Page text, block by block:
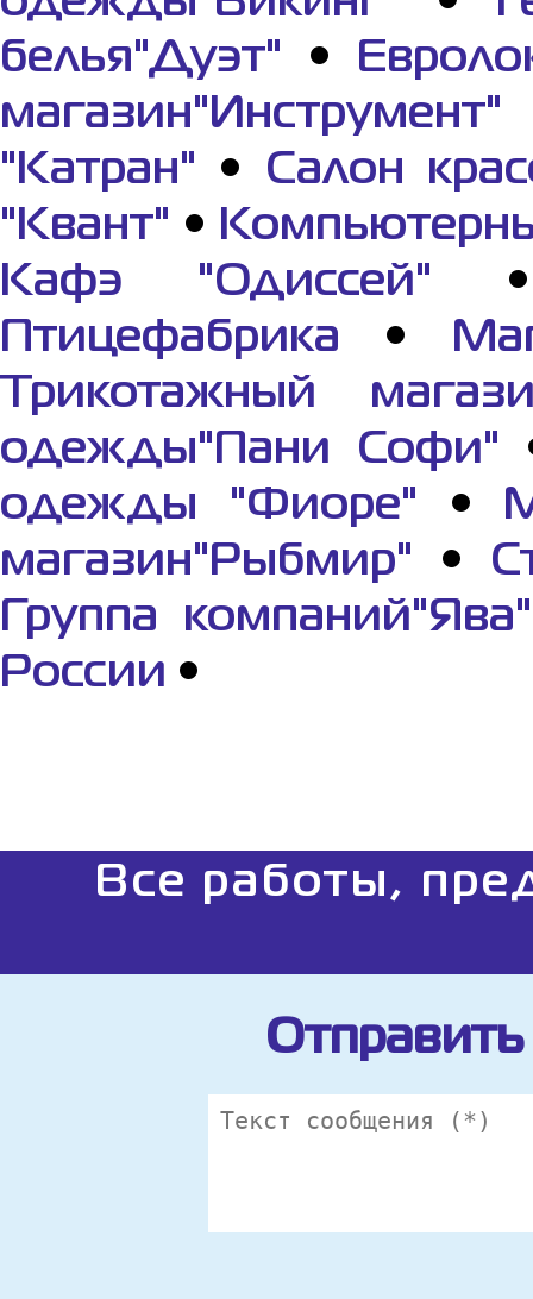
белья"Дуэт" •
магазин"Инструмент"
"Катран" • Салон
"Квант" •
Кафэ "Одиссей"
Птицефабрика •
Трикотажный
одежды"Пани Софи"
одежды "Фиоре" •
магазин"Рыбмир" •
Группа компаний"Ява"
России •
Все работы,
Отправить